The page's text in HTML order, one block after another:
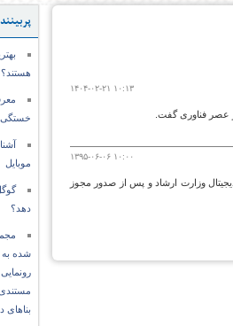
خستگی
موبایل
دهد؟
شده به
مستندی
۱۴۰۴-۰۲-۲۱ ۱۰:۱۳
عصر فناوری گفت.
۱۳۹۵-۰۶-۰۶ ۱۰:۰۰
وزارت ارشاد و پس از صدور مجوز